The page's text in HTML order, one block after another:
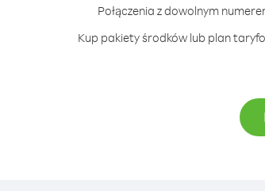
Połączenia z dowolnym
Kup pakiety środków lub plan